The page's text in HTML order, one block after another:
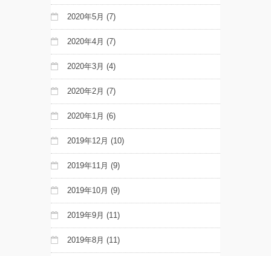
2020年5月 (7)
2020年4月 (7)
2020年3月 (4)
2020年2月 (7)
2020年1月 (6)
2019年12月 (10)
2019年11月 (9)
2019年10月 (9)
2019年9月 (11)
2019年8月 (11)